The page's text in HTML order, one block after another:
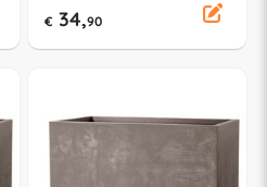
€ 34,90